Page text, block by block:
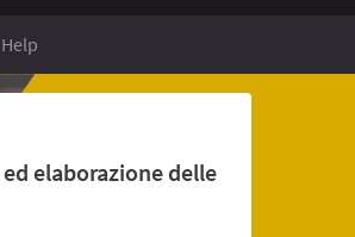
Help
elaborazione delle